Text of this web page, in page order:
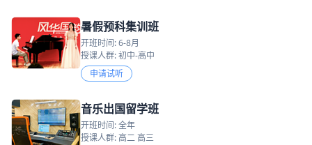
暑假预科集训班
开班时间: 6-8月
授课人群: 初中-高中
申请试听
音乐出国留学班
开班时间: 全年
授课人群: 高二 高三